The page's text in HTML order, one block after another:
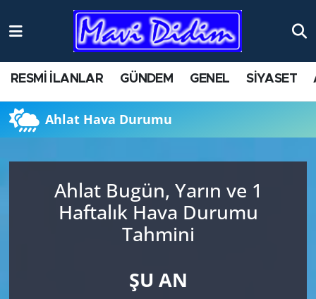
RESMİ İLANLAR GÜNDEM GENEL SİYASET
Ahlat Hava Durumu
Ahlat Bugün, Yarın ve 1
Haftalık Hava Durumu
Tahmini
ŞU AN
ANTİK YERLER
AYDIN
BİLİM VE TEKNOLOJİ
ÇEVRE
Nöbetçi Eczaneler
Namaz Vakitleri
Trafik Durumu
Süper Lig Puan Durumu ve Fikstür
Tüm Manşetler